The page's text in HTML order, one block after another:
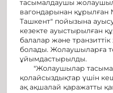
тасымалдаушы
вагондарынан құрылған
Ташкент" пойызына
кезекте ауыстырылған
балалар және
болады. Жолаушыларға
ұйымдастырылды.
"Жолаушылар
қолайсыздықтар үшін
ақ ақшалай қаражатты